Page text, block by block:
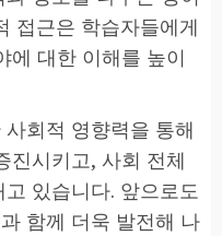
접근은 학습자들에게
에 대한 이해를 높이
회적 영향력을 통해
진시키고, 사회 전체
있습니다. 앞으로도
함께 더욱 발전해 나